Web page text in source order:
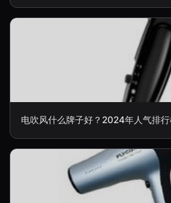
电吹风什么牌子好？2024年人气排